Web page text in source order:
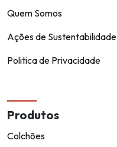
Quem Somos
Ações de Sustentabilidade
Politica de Privacidade
Produtos
Colchões